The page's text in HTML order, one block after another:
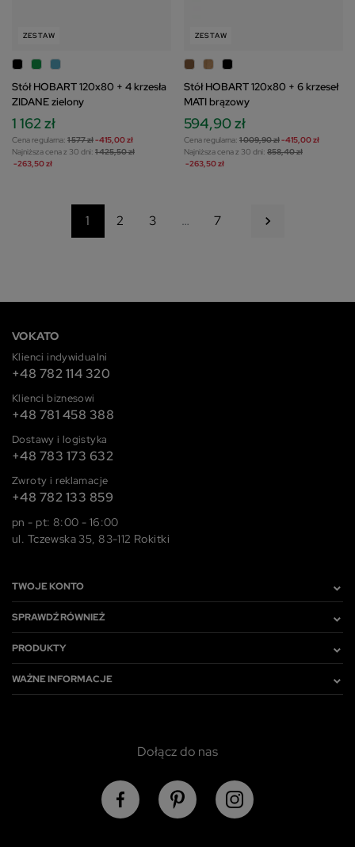
ZESTAW
Stół HOBART 120x80 + 4 krzesła
ZIDANE zielony
1 162 zł
Cena regularna: 1 577 zł-415,00 zł
Najniższa cena z 30 dni: 1 425,50 zł
-263,50 zł
ZESTAW
Stół HOBART 120x80 + 6 krzeseł
MATI brązowy
594,90 zł
Cena regularna: 1 009,90 zł-415,00 zł
Najniższa cena z 30 dni: 858,40 zł
-263,50 zł
1 2 3 … 7 Następny

VOKATO
Klienci indywidualni
+48 782 114 320
Klienci biznesowi
+48 781 458 388
Dostawy i logistyka
+48 783 173 632
Zwroty i reklamacje
+48 782 133 859
pn - pt: 8:00 - 16:00
ul. Tczewska 35, 83-112 Rokitki
TWOJE KONTO
SPRAWDŹ RÓWNIEŻ
PRODUKTY
WAŻNE INFORMACJE
Dołącz do nas